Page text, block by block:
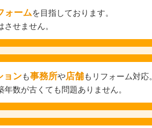
ォームを目指しております。
せません。
ョンも事務所や店舗もリフォーム対応
年数が古くても問題ありません。